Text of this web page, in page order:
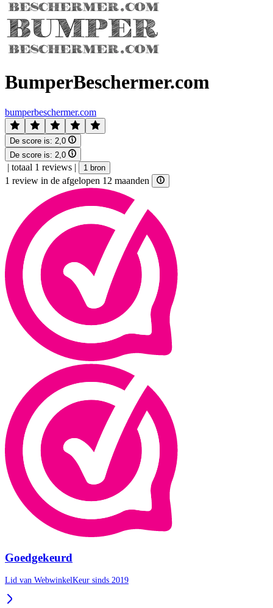
BumperBeschermer.com
bumperbeschermer.com
De score is: 2,0
De score is: 2,0
| totaal 1 reviews | 1 bron
1 review in de afgelopen 12 maanden
Goedgekeurd
Lid van WebwinkelKeur sinds 2019